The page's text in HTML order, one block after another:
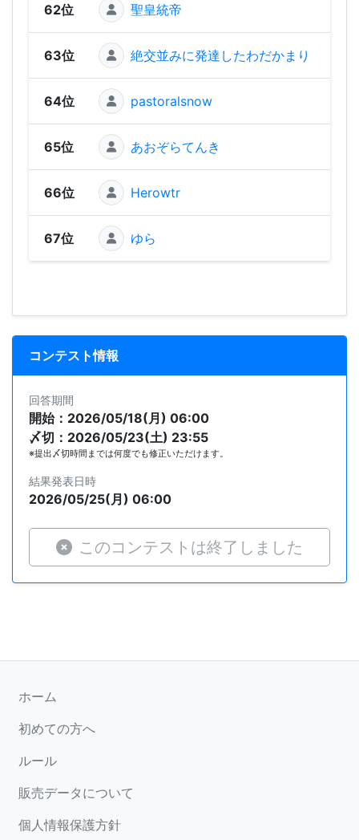
62位 聖皇統帝
63位 絶交並みに発達したわだかまり
64位 pastoralsnow
65位 あおぞらてんき
66位 Herowtr
67位 ゆら
コンテスト情報
回答期間
開始：2026/05/18(月) 06:00
〆切：2026/05/23(土) 23:55
※提出〆切時間までは何度でも修正いただけます。
結果発表日時
2026/05/25(月) 06:00
このコンテストは終了しました
ホーム
初めての方へ
ルール
販売データについて
個人情報保護方針